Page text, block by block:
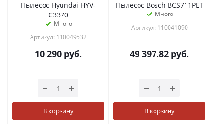
Пылесос Hyundai HYV-
C3370
Много
Артикул: 110049532
10 290руб.
В корзину
Пылесос Bosch BCS711PET
Много
Артикул: 110041090
49 397.82 руб.
В корзину